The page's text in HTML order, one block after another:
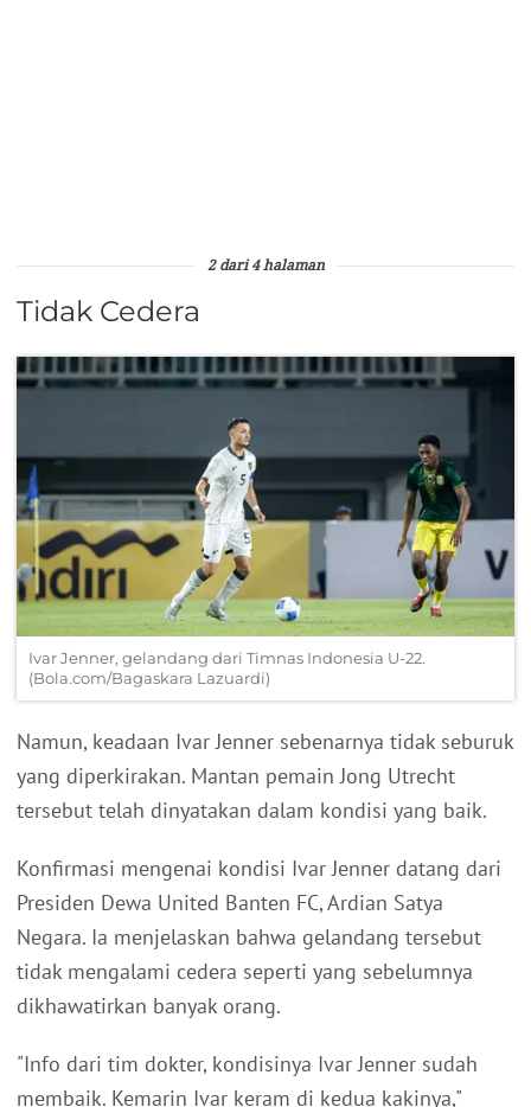
2 dari 4 halaman
Tidak Cedera
Ivar Jenner, gelandang dari Timnas Indonesia U-22.
(Bola.com/Bagaskara Lazuardi)
Namun, keadaan Ivar Jenner sebenarnya tidak seburuk
yang diperkirakan. Mantan pemain Jong Utrecht
tersebut telah dinyatakan dalam kondisi yang baik.
Konfirmasi mengenai kondisi Ivar Jenner datang dari
Presiden Dewa United Banten FC, Ardian Satya
Negara. Ia menjelaskan bahwa gelandang tersebut
tidak mengalami cedera seperti yang sebelumnya
dikhawatirkan banyak orang.
"Info dari tim dokter, kondisinya Ivar Jenner sudah
membaik. Kemarin Ivar keram di kedua kakinya,"